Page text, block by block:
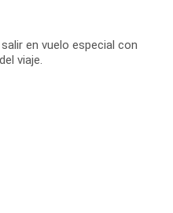
en vuelo especial con
viaje.